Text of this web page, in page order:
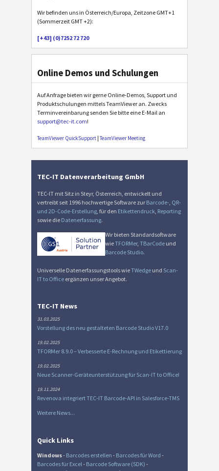
Wir befinden uns in Österreich/Europa, Zeitzone GMT+1
(Sommerzeit GMT +2):
[+43] (0)7252 72 720
Online Demos und Schulungen
Auf Anfrage bieten wir gerne Online-Demos, Support und
Produktschulungen mittels TeamViewer an. Zwecks
Terminvereinbarung senden Sie bitte eine E-Mail an
support@tec-it.com!
TeamViewer QuickSupport | TeamViewer Meeting
TEC-IT Datenverarbeitung GmbH
TEC-IT mit Sitz in Steyr, Österreich, entwickelt und
vertreibt seit 1996 hochwertige Software zur Barcode- QR-
und 2D-Code-Erstellung , für den Etikettendruck Reporting
sowie die Datenerfassung.
Wir bieten Standardsoftware
wieTFORMer,TBarCode und
Barcode Studio.
Universelle Datenerfassungstools wieTWedge und Scan-
IT to Office ergänzen unser Angebot.
TEC-IT News
31.03.2025
Vorstellung des neu gestalteten Barcode Studio V17.0
19.02.2025
TFORMer 8.9.0 – Verbesserte E-Rechnung und Etikettierung
19.02.2025
Neue Scanner-Geräteunterstützung für Scan-IT to Office!
19.11.2024
Revenova integriert TEC-IT Barcode-API in Salesforce-TMS
Weitere News...
Quick Links
Windows- Barcodes erstellen - Barcodes für Word -
Barcodes für Excel - Barcode Software (SDK) -